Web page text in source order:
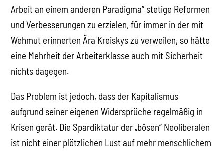
Arbeit an einem anderen Paradigma“ stetige Reformen
und Verbesserungen zu erzielen, für immer in der mit
Wehmut erinnerten Ära Kreiskys zu verweilen, so hätte
eine Mehrheit der Arbeiterklasse auch mit Sicherheit
nichts dagegen.
Das Problem ist jedoch, dass der Kapitalismus
aufgrund seiner eigenen Widersprüche regelmäßig in
Krisen gerät. Die Spardiktatur der „bösen“ Neoliberalen
ist nicht einer plötzlichen Lust auf mehr menschlichem